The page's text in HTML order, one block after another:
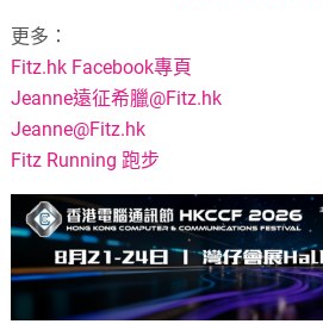
更多：
Fitz.hk Facebook專頁
Jeanne遠征希臘@Fitz.hk
Jeanne@Fitz.hk
Fitz Running 跑步